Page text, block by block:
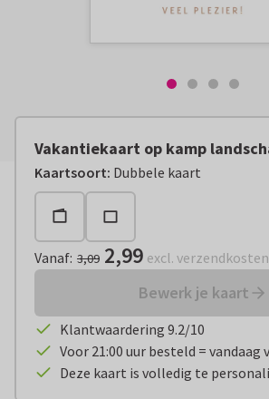
Vakantiekaart op kamp
Kaartsoort: Dubbele kaart
Vanaf: € 2,99 excl. verzendkosten
Vanaf: 3,09 2,99 excl. verzendkosten
Bewerk je kaart
Klantwaardering 9.2/10
Voor 21:00 uur besteld = vandaag
Deze kaart is volledig te